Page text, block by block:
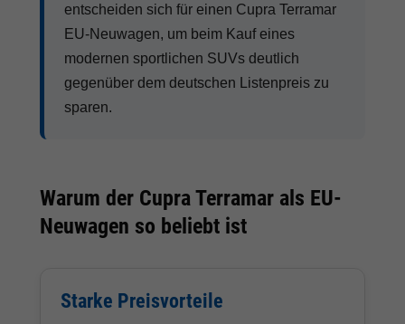
entscheiden sich für einen Cupra Terramar
EU-Neuwagen, um beim Kauf eines
modernen sportlichen SUVs deutlich
gegenüber dem deutschen Listenpreis zu
sparen.
Warum der Cupra Terramar als EU-
Neuwagen so beliebt ist
Starke Preisvorteile